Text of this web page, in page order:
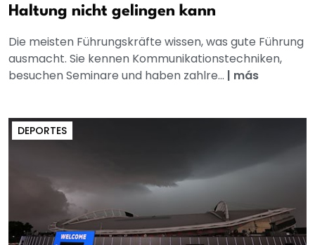
Haltung nicht gelingen kann
Die meisten Führungskräfte wissen, was gute Führung
ausmacht. Sie kennen Kommunikationstechniken,
besuchen Seminare und haben zahlre... | más
DEPORTES